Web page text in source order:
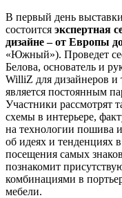
В первый день
состоится экспертная
дизайне – от Европы
«Южный»). Проведет
Белова, основатель и
WilliZ для дизайнеров и
является постоянным
Участники рассмотрят
схемы в интерьере,
на технологии пошива
об идеях и тенденциях
посещения самых
познакомит
комбинациями в
мебели.